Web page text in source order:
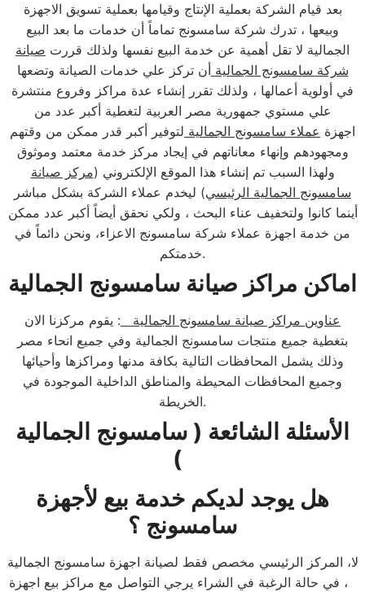
بعد قيام الشركة بعملية الإنتاج وقيامها بعملية تسويق الاجهزة
وبيعها ، تدرك شركة سامسونج تماماً أن خدمات ما بعد البيع
الجمالية لا تقل أهمية عن خدمة البيع نفسها ولذلك قررت صيانة
شركة سامسونج الجمالية أن تركز علي خدمات الصيانة وتضعها
في أولوية أعمالها ، ولذلك تقرر إنشاء عدة مراكز وفروع منتشرة
علي مستوي جمهورية مصر العربية لتغطية أكبر عدد من
اجهزة عملاء سامسونج الجمالية لتوفير أكبر قدر ممكن من وقتهم
ومجهودهم وإنهاء معاناتهم في إيجاد مركز خدمة معتمد وموثوق
ولهذا السبب تم إنشاء هذا الموقع الإلكتروني (مركز صيانة
سامسونج الجمالية الرئيسي) ليخدم عملاء الشركة بشكل مباشر
أينما كانوا ولتخفيف عناء البحث ، ولكي نحقق أيضاً أكبر عدد ممكن
من خدمة اجهزة عملاء شركة سامسونج الاعزاء، ونحن دائماً في
خدمتكم.
اماكن مراكز صيانة سامسونج الجمالية
عناوين مراكز صيانة سامسونج الجمالية : يقوم مركزنا الان
بتغطية جميع منتجات سامسونج الجمالية وفي جميع انحاء مصر
وذلك يشمل المحافظات التالية بكافة مدنها ومراكزها وأحيائها
وجميع المحافظات المحيطة والمناطق الداخلية الموجودة في
الخريطة.
الأسئلة الشائعة ( سامسونج الجمالية
)
هل يوجد لديكم خدمة بيع لأجهزة
سامسونج ؟
لا، المركز الرئيسي مخصص فقط لصيانة اجهزة سامسونج الجمالية
، في حالة الرغبة في الشراء يرجي التواصل مع مراكز بيع اجهزة